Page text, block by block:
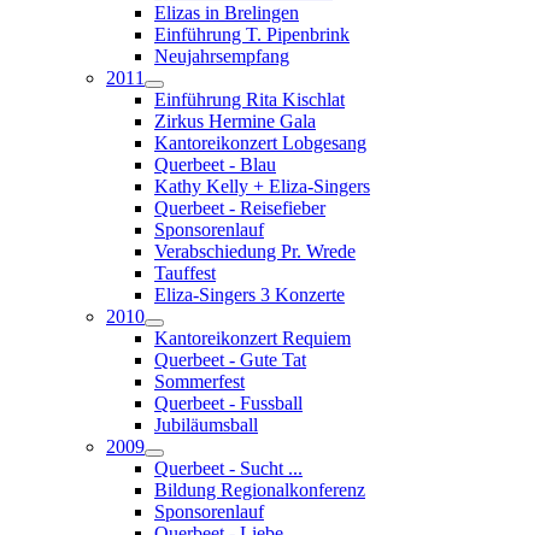
Elizas in Brelingen
Einführung T. Pipenbrink
Neujahrsempfang
2011
Einführung Rita Kischlat
Zirkus Hermine Gala
Kantoreikonzert Lobgesang
Querbeet - Blau
Kathy Kelly + Eliza-Singers
Querbeet - Reisefieber
Sponsorenlauf
Verabschiedung Pr. Wrede
Tauffest
Eliza-Singers 3 Konzerte
2010
Kantoreikonzert Requiem
Querbeet - Gute Tat
Sommerfest
Querbeet - Fussball
Jubiläumsball
2009
Querbeet - Sucht ...
Bildung Regionalkonferenz
Sponsorenlauf